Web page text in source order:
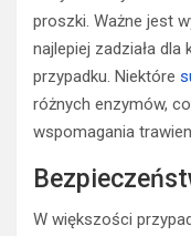
proszki. Ważne jest
najlepiej zadziała
przypadku. Niektóre
różnych enzymów,
wspomagania
W większości